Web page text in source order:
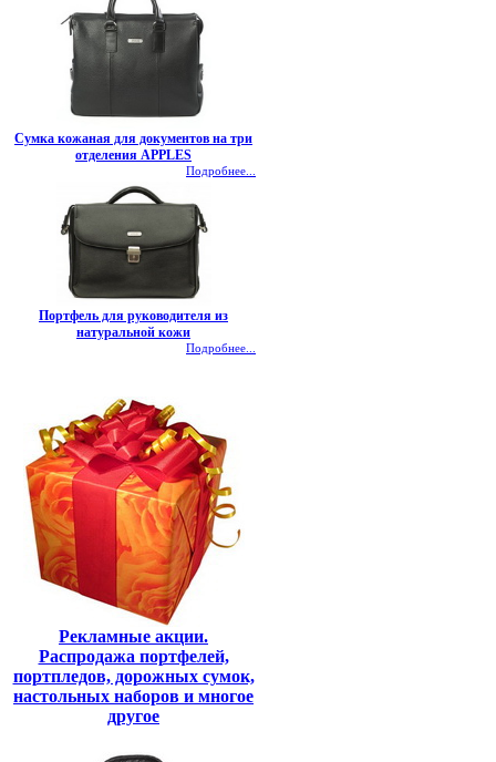
Сумка кожаная для документов на три
отделения APPLES
Подробнее...
Портфель для руководителя из
натуральной кожи
Подробнее...
Рекламные акции.
Распродажа портфелей,
портпледов, дорожных сумок,
настольных наборов и многое
другое